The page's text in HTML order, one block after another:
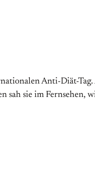
Anti-Diät-
sah sie im Fernsehen,